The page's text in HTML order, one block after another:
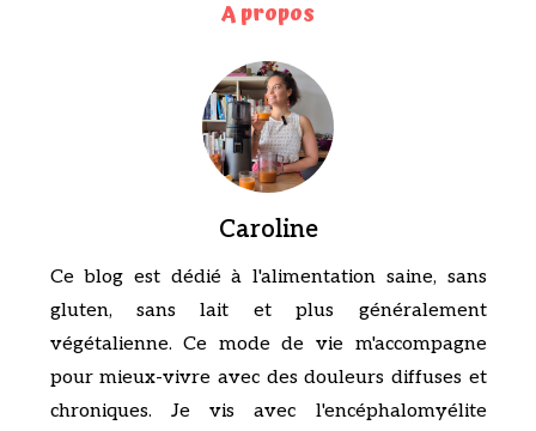
A propos
Caroline
Ce blog est dédié à l'alimentation saine, sans
gluten, sans lait et plus généralement
végétalienne. Ce mode de vie m'accompagne
pour mieux-vivre avec des douleurs diffuses et
chroniques. Je vis avec l'encéphalomyélite